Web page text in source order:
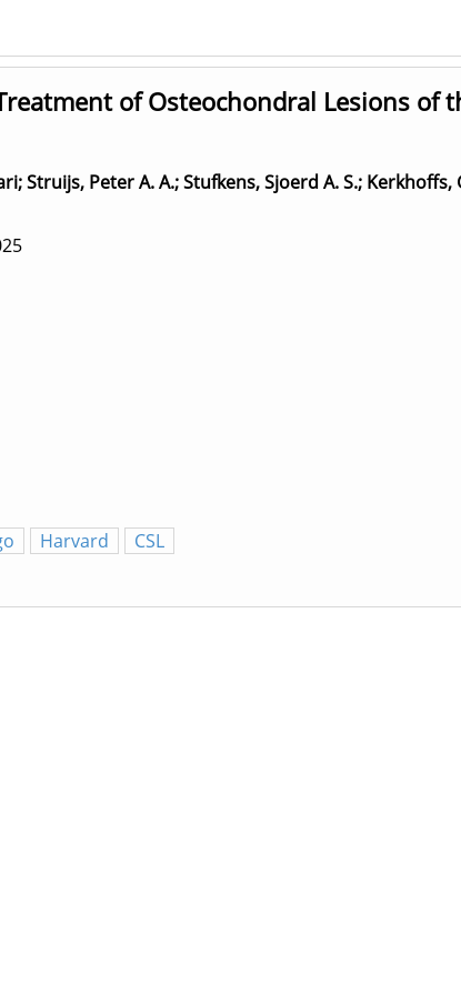
of Osteochondral Lesions of
;Struijs, Peter A. A.;Stufkens, Sjoerd A. S.; Kerkhoffs,
Harvard CSL